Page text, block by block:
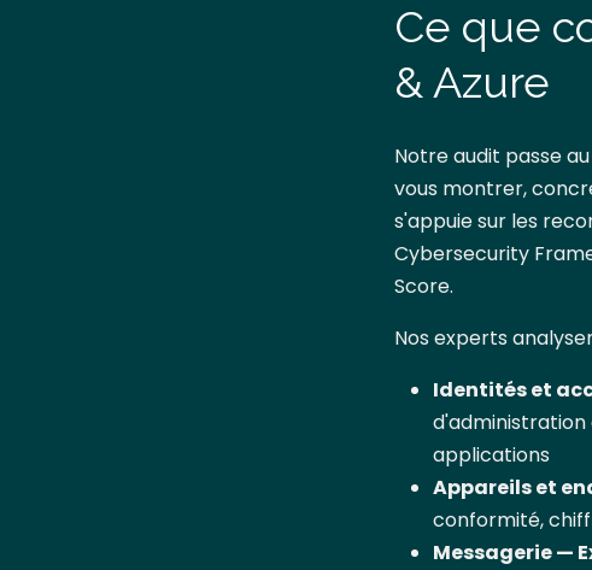
Ce que
& Azure
Notre audit passe
vous montrer,
s'appuie sur les
Cybersecurity
Score.
Nos experts
Identités et
d'administration
applications
Appareils et
conformité,
Messagerie —